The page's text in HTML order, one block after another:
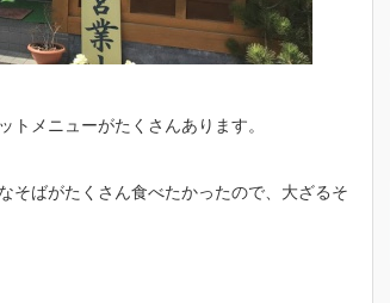
トメニューがたくさんあります。
そばがたくさん食べたかったので、大ざるそ